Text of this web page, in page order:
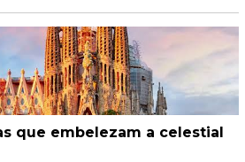
que embelezam a celestial